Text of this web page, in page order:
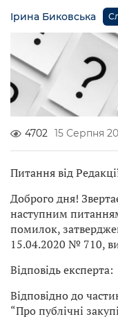
Ірина Биковська
СПЕЦВИПУСК
4702 15 Серпня
Питання від
Доброго дня!
наступним
помилок,
15.04.2020 № 710,
Відповідь експерта:
Відповідно до
“Про публічні